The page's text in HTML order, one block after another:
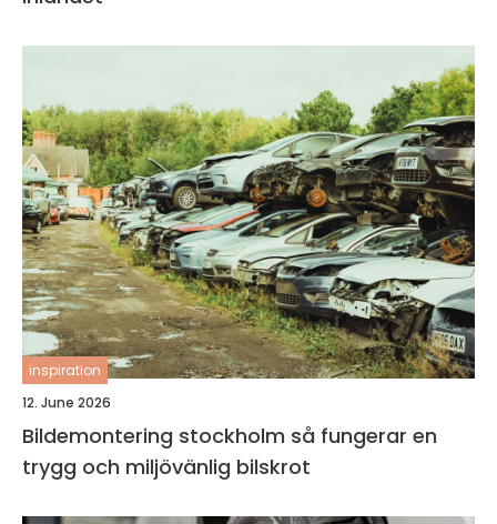
inspiration
12. June 2026
Bildemontering stockholm så fungerar en
trygg och miljövänlig bilskrot